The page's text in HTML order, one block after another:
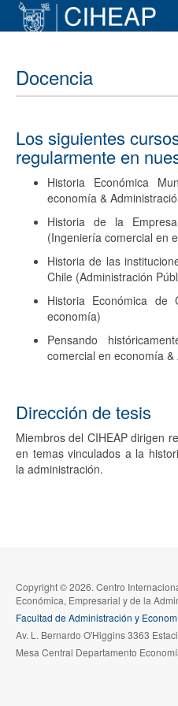
Docencia
Los siguientes
regularmente en
Historia Económica
economía &
Historia de la
(Ingeniería comercial en
Historia de las
Chile (Administración
Historia Económica de
economía)
Pensando
comercial en economía
Dirección de tesis
Miembros del CIHEAP dirigen
en temas vinculados a la
la administración.
Copyright © 2026. Centro
Económica, Empresarial y de la
Facultad de Administración y
Av. L. Bernardo O'Higgins 3363
Mesa Central Departamento